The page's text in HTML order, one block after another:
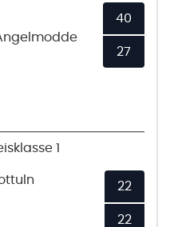
40
27
1
22
22